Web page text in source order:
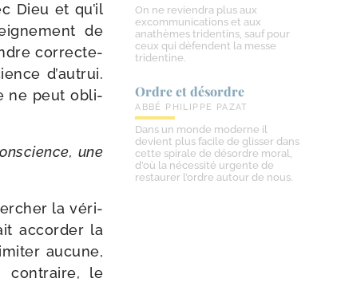
Dieu et qu’il
de
cor­rec­te­
d’autrui.
ne peut obli­
une
la véri­
accor­der la
aucune,
contraire, le
On ne reviendra plus aux
excommunications et aux
anathèmes tridentins, sauf pour
ceux qui défendent la messe
tridentine.
Ordre et désordre
ABBÉ PHILIPPE PAZAT
Dans un monde moderne il
devient plus facile de glisser dans
cette spirale de désordre moral,
d’où la nécessité urgente de
restaurer l’ordre autour de nous.